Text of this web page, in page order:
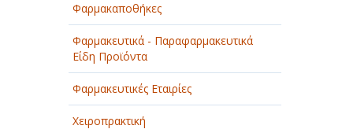
Φαρμακαποθήκες
Φαρμακευτικά - Παραφαρμακευτικά
Είδη Προϊόντα
Φαρμακευτικές Εταιρίες
Χειροπρακτική